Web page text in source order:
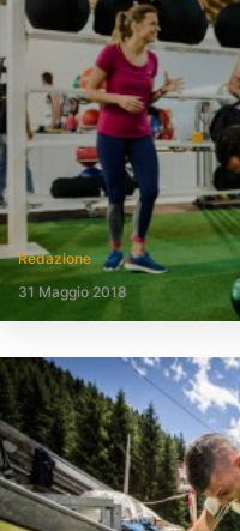
Redazione
31 Maggio 2018